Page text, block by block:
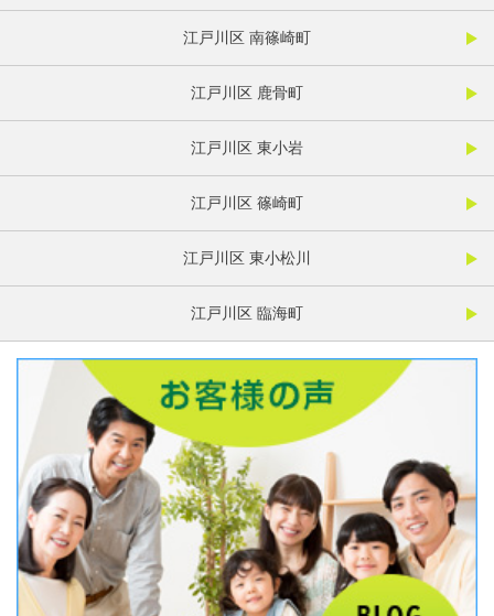
江戸川区 南篠崎町
江戸川区 鹿骨町
江戸川区 東小岩
江戸川区 篠崎町
江戸川区 東小松川
江戸川区 臨海町